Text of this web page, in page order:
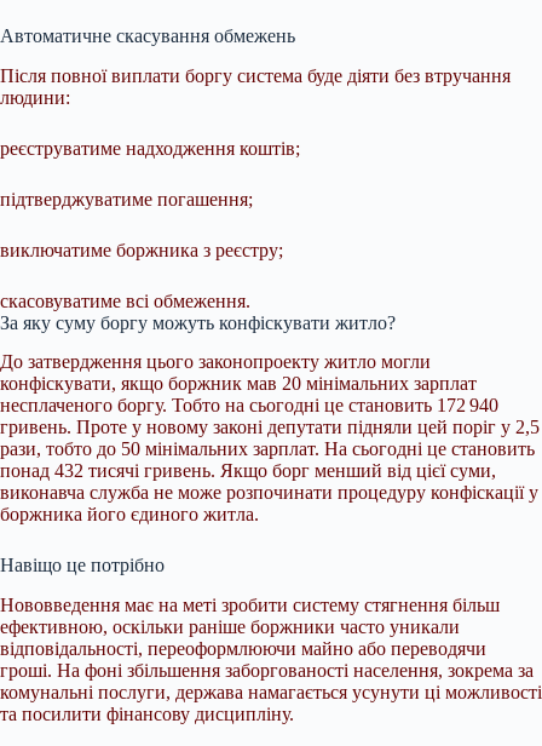
Автоматичне скасування обмежень
Після повної виплати боргу система буде діяти без втручання
людини:
реєструватиме надходження коштів;
підтверджуватиме погашення;
виключатиме боржника з реєстру;
скасовуватиме всі обмеження.
За яку суму боргу можуть конфіскувати житло?
До затвердження цього законопроекту житло могли
конфіскувати, якщо боржник мав 20 мінімальних зарплат
несплаченого боргу. Тобто на сьогодні це становить 172 940
гривень. Проте у новому законі депутати підняли цей поріг у 2,5
рази, тобто до 50 мінімальних зарплат. На сьогодні це становить
понад 432 тисячі гривень. Якщо борг менший від цієї суми,
виконавча служба не може розпочинати процедуру конфіскації у
боржника його єдиного житла.
Навіщо це потрібно
Нововведення має на меті зробити систему стягнення більш
ефективною, оскільки раніше боржники часто уникали
відповідальності, переоформлюючи майно або переводячи
гроші. На фоні збільшення заборгованості населення, зокрема за
комунальні послуги, держава намагається усунути ці можливості
та посилити фінансову дисципліну.